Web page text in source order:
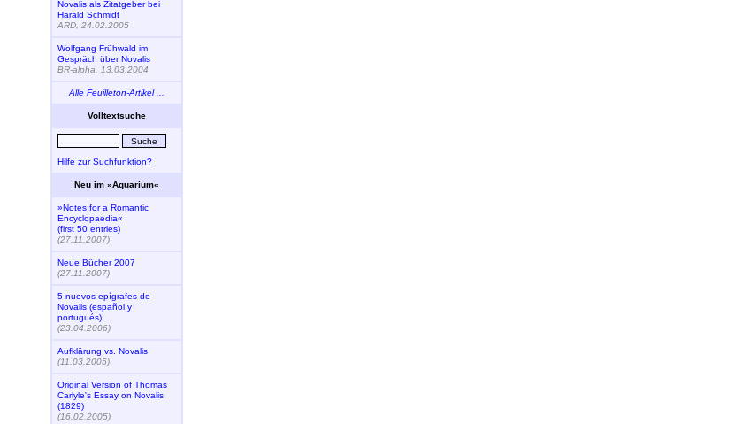
Novalis als Zitatgeber bei
Harald Schmidt
ARD, 24.02.2005
Wolfgang Frühwald im
Gespräch über Novalis
BR-alpha, 13.03.2004
Alle Feuilleton-Artikel ...
Volltextsuche
Hilfe zur Suchfunktion?
Neu im »Aquarium«
»Notes for a Romantic
Encyclopaedia«
(first 50 entries)
(27.11.2007)
Neue Bücher 2007
(27.11.2007)
5 nuevos epígrafes de
Novalis (español y
portugués)
(23.04.2006)
Aufklärung vs. Novalis
(11.03.2005)
Original Version of Thomas
Carlyle's Essay on Novalis
(1829)
(16.02.2005)